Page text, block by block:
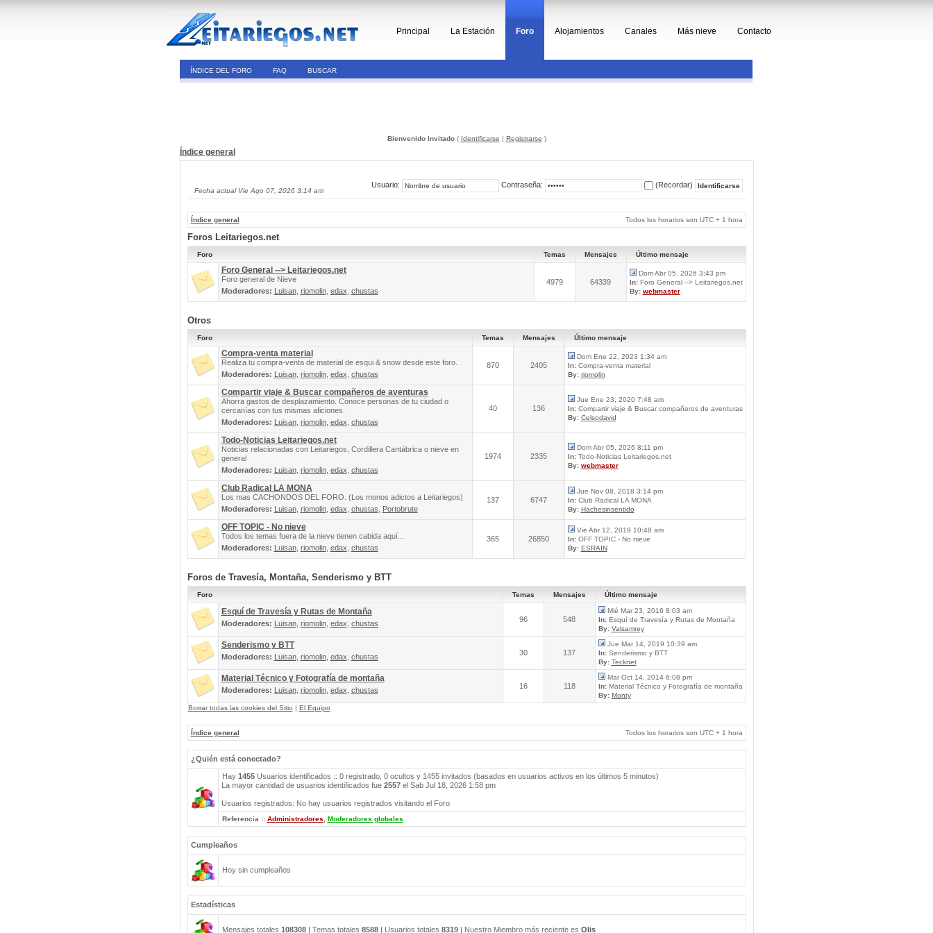
Principal La Estación Foro Alojamientos Canales Más nieve Contacto
ÍNDICE DEL FORO FAQ BUSCAR
Bienvenido Invitado( Identificarse | Registrarse )
Índice general
Fecha actual Vie Ago 07, 2026 3:14 am
Usuario: Contraseña: (Recordar)
Índice general Todos los horarios son UTC + 1 hora
Foros Leitariegos.net
Foro Temas Mensajes Último mensaje
Foro General --> Leitariegos.net
Foro general de Nieve
Moderadores: Luisan, riomolin, edax chustas
4979 64339
Dom Abr 05, 2026 3:43 pm
In:Foro General --> Leitariegos.net
By: webmaster
Otros
Foro Temas Mensajes Último mensaje
Compra-venta material
Realiza tu compra-venta de material de esqui & snow desde este foro.
Moderadores: Luisan, riomolin, edax chustas
870 2405
Dom Ene 22, 2023 1:34 am
In:Compra-venta material
By: riomolin
Compartir viaje & Buscar compañeros de aventuras
Ahorra gastos de desplazamiento. Conoce personas de tu ciudad o
cercanías con tus mismas aficiones.
Moderadores: Luisan, riomolin, edax chustas
40 136
Jue Ene 23, 2020 7:48 am
In:Compartir viaje & Buscar compañeros de aventuras
By: Celsodavid
Todo-Noticias Leitariegos.net
Noticias relacionadas con Leitariegos, Cordillera Cantábrica o nieve en
general
Moderadores: Luisan, riomolin, edax chustas
1974 2335
Dom Abr 05, 2026 8:11 pm
In:Todo-Noticias Leitariegos.net
By: webmaster
Club Radical LA MONA
Los mas CACHONDOS DEL FORO. (Los monos adictos a Leitariegos)
Moderadores: Luisan, riomolin, edax chustas Portobrute
137 6747
Jue Nov 08, 2018 3:14 pm
In:Club Radical LA MONA
By: Hachesinsentido
OFF TOPIC - No nieve
Todos los temas fuera de la nieve tienen cabida aquí...
Moderadores: Luisan, riomolin, edax chustas
365 26850
Vie Abr 12, 2019 10:48 am
In:OFF TOPIC - No nieve
By: ESRAIN
Foros de Travesía, Montaña, Senderismo y BTT
Foro Temas Mensajes Último mensaje
Esquí de Travesía y Rutas de Montaña
Moderadores: Luisan, riomolin, edax chustas 96 548
Mié Mar 23, 2016 8:03 am
In:Esquí de Travesía y Rutas de Montaña
By: Valsamrey
Senderismo y BTT
Moderadores: Luisan, riomolin, edax chustas 30 137
Jue Mar 14, 2019 10:39 am
In:Senderismo y BTT
By: Tecknet
Material Técnico y Fotografía de montaña
Moderadores: Luisan, riomolin, edax chustas 16 118
Mar Oct 14, 2014 6:08 pm
In:Material Técnico y Fotografía de montaña
By: Monty
Borrar todas las cookies del Sitio | El Equipo
Índice general Todos los horarios son UTC + 1 hora
¿Quién está conectado?
Hay 1455Usuarios identificados :: 0 registrado, 0 ocultos y 1455 invitados (basados en usuarios activos en los últimos 5 minutos)
La mayor cantidad de usuarios identificados fue 2557el Sab Jul 18, 2026 1:58 pm
Usuarios registrados: No hay usuarios registrados visitando el Foro
Referencia :: Administradores Moderadores globales
Cumpleaños
Hoy sin cumpleaños
Estadísticas
Mensajes totales 108308| Temas totales 8588| Usuarios totales 8319| Nuestro Miembro más reciente es Olis